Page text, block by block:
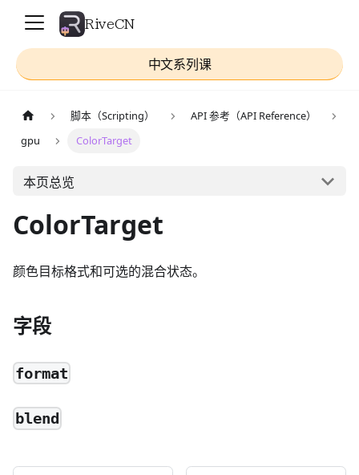
RiveCN
中文系列课
脚本（Scripting）
API 参考（API Reference）
gpu
ColorTarget
本页总览
ColorTarget
颜色目标格式和可选的混合状态。
字段
format
blend